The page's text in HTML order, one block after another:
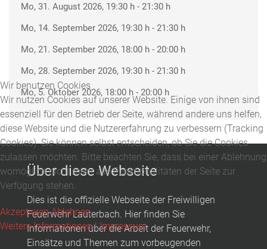
Mo, 31. August 2026, 19:30 h - 21:30 h
Mo, 14. September 2026, 19:30 h - 21:30 h
Mo, 21. September 2026, 18:00 h - 20:00 h
Mo, 28. September 2026, 19:30 h - 21:30 h
Mo, 5. Oktober 2026, 18:00 h - 20:00 h
Über diese Webseite
Dies ist die offizielle Webseite der Freiwilligen
Feuerwehr Lauterbach. Hier finden Sie
Informationen über die Arbeit der Feuerwehr,
Einsätze und Themen zum vorbeugenden
Wir benutzen Cookies
Wir nutzen Cookies auf unserer Website. Einige von ihnen sind
essenziell für den Betrieb der Seite, während andere uns helfen,
diese Website und die Nutzererfahrung zu verbessern (Tracking
Cookies). Sie können selbst entscheiden, ob Sie die Cookies
zulassen möchten. Bitte beachten Sie, dass bei einer Ablehnung
womöglich nicht mehr alle Funktionalitäten der Seite zur
Verfügung stehen.
Akzeptieren Ablehnen
Weitere Informationen|Impressum